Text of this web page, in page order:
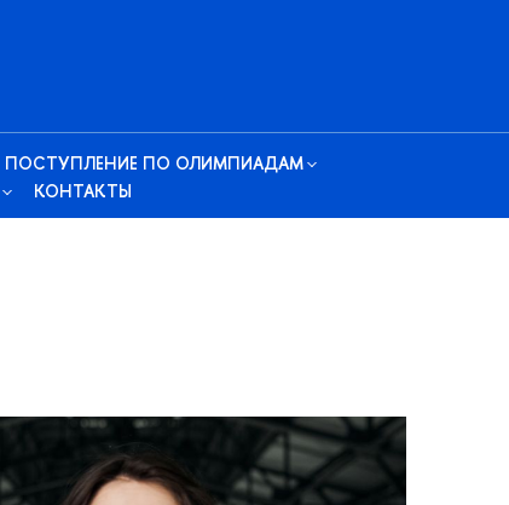
ПОСТУПЛЕНИЕ ПО ОЛИМПИАДАМ
КОНТАКТЫ